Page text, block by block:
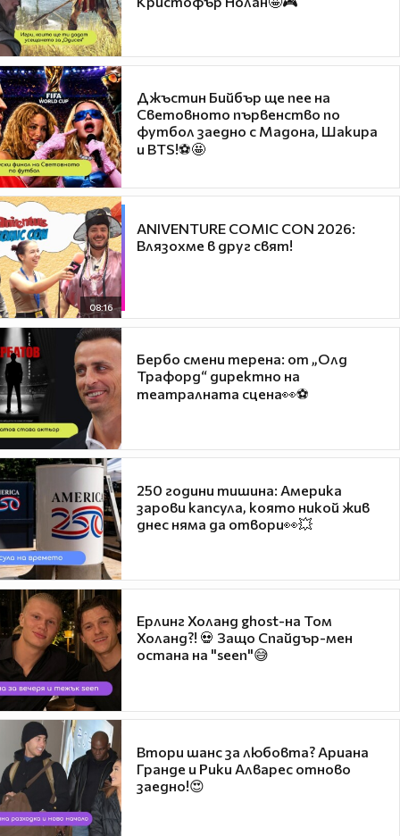
Джъстин Бийбър ще пее на
Световното първенство по
футбол заедно с Мадона, Шакира
и BTS!⚽🤩
08:16
ANIVENTURE COMIC CON 2026:
Влязохме в друг свят!
Бербо смени терена: от „Олд
Трафорд“ директно на
театралната сцена👀⚽
250 години тишина: Америка
зарови капсула, която никой жив
днес няма да отвори👀💥
Ерлинг Холанд ghost-на Том
Холанд?! 💀 Защо Спайдър-мен
остана на "seen"😅
Втори шанс за любовта? Ариана
Гранде и Рики Алварес отново
заедно!😍